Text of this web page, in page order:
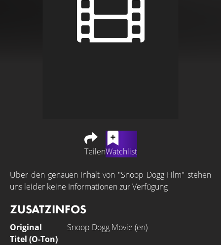
TeilenWatchlist
Über den genauen Inhalt von "Snoop Dogg Film" stehen
uns leider keine Informationen zur Verfügung
ZUSATZINFOS
Original
Titel (O-Ton)
Snoop Dogg Movie (en)